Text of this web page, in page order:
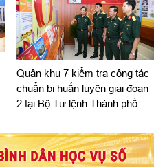
Quân khu 7 kiểm tra công tác
chuẩn bị huấn luyện giai đoạn
2 tại Bộ Tư lệnh Thành phố Hồ